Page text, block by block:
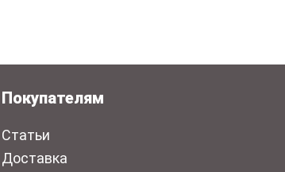
Покупателям
Статьи
Доставка